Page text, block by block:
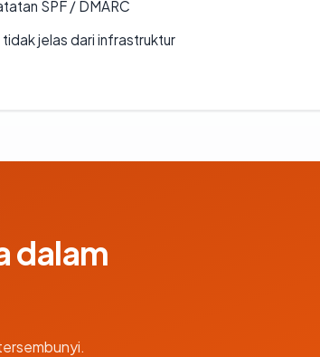
SPF / DMARC
tidak jelas dari infrastruktur
dalam